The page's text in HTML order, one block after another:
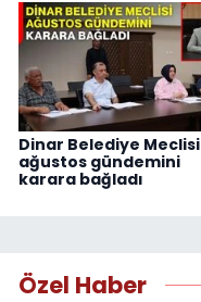
Dinar Belediye Meclisi
ağustos gündemini
karara bağladı
Özel Haber